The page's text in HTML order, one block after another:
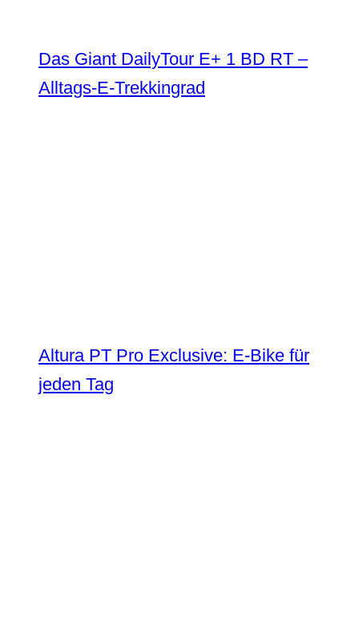
Das Giant DailyTour E+ 1 BD RT –
Alltags-E-Trekkingrad
Altura PT Pro Exclusive: E-Bike für
jeden Tag